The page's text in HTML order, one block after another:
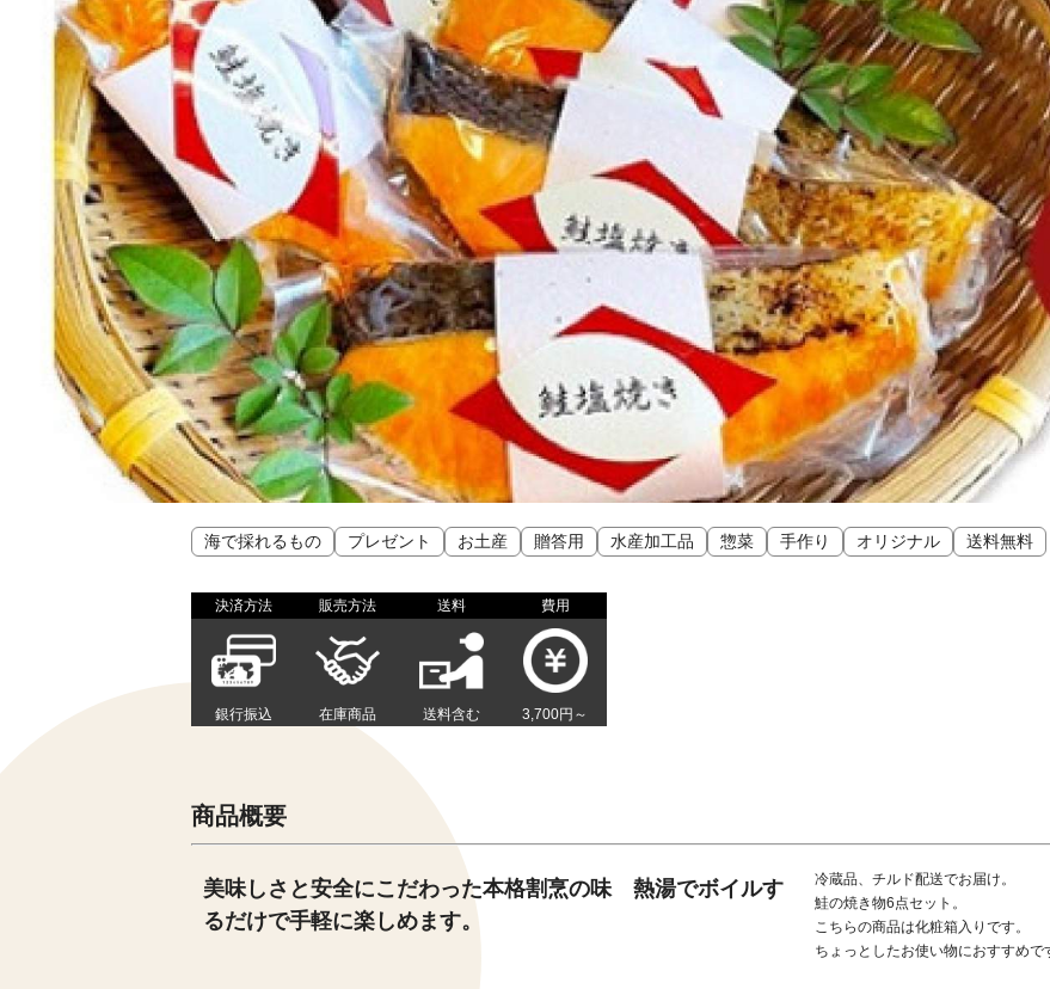
海で採れるもの プレゼント お土産 贈答用 水産加工品 惣菜 手作り オリジナル 送料無料
決済方法
銀行振込
販売方法
在庫商品
送料
送料含む
費用
3,700円～
商品概要
美味しさと安全にこだわった本格割烹の味 熱湯でボイルす
るだけで手軽に楽しめます。
冷蔵品、チルド配送でお届け。
鮭の焼き物6点セット。
こちらの商品は化粧箱入りです。
ちょっとしたお使い物におすすめで